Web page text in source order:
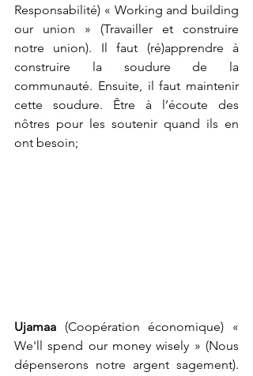
Responsabilité) « Working and building
our union » (Travailler et construire
notre union). Il faut (ré)apprendre à
construire la soudure de la
communauté. Ensuite, il faut maintenir
cette soudure. Être à l’écoute des
nôtres pour les soutenir quand ils en
ont besoin;
Ujamaa (Coopération économique) «
We'll spend our money wisely » (Nous
dépenserons notre argent sagement).